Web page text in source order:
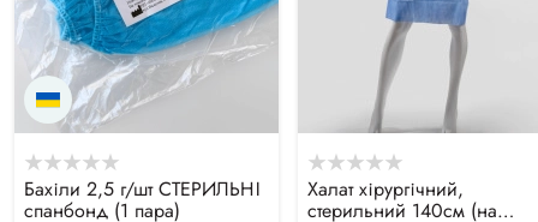
Бахіли 2,5 г/шт СТЕРИЛЬНІ
спанбонд (1 пара)
Халат хірургічний,
стерильний 140см (на